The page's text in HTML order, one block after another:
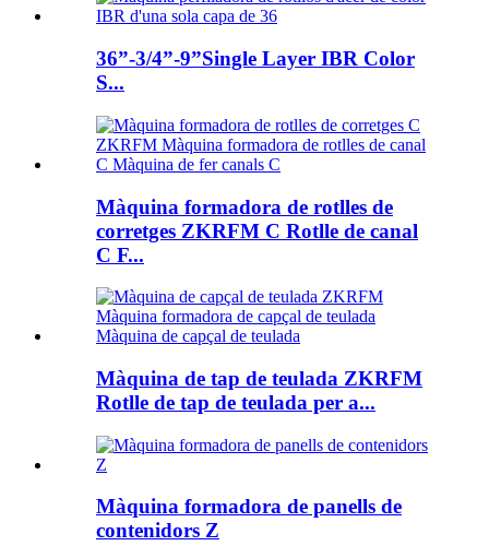
36”-3/4”-9”Single Layer IBR Color
S...
Màquina formadora de rotlles de
corretges ZKRFM C Rotlle de canal
C F...
Màquina de tap de teulada ZKRFM
Rotlle de tap de teulada per a...
Màquina formadora de panells de
contenidors Z